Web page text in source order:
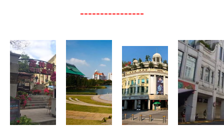
----------------